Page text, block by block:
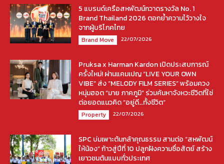
5 แบรนด์เครือสหพัฒน์กวาดรางวัล No. 1
Brand Thailand 2026 ตอกย้ำความไว้วางใจ
จากผู้บริโภคไทย
Brand Move 22/07/2026
Pruksa x Harman Kardon เปิดประสบการณ์
ครั้งใหม่! ผ่านแคมเปญ “LIVE YOUR OWN
VIBE” ส่ง “MELODY FILM SERIES” พร้อมควง
หนุ่มฮอต “มาย ภาคภูมิ” ร่วมค้นหาจังหวะชีวิตที่ใช่
ต่อยอดแนวคิด “อยู่ดี…ทั้งชีวิต”
Property 22/07/2026
SPC บ่มเพาะต้นกล้าคุณธรรม สานต่อ “สหพัฒน์
ให้น้อง” ก้าวสู่ปีที่ 10 ปลูกฝังความซื่อสัตย์ สร้าง
เยาวชนต้นแบบทั่วประเทศ